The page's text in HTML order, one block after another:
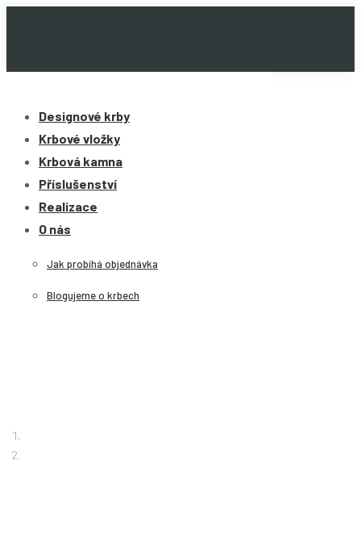
Designové krby
Krbové vložky
Krbová kamna
Příslušenství
Realizace
O nás
Jak probíhá objednávka
Blogujeme o krbech